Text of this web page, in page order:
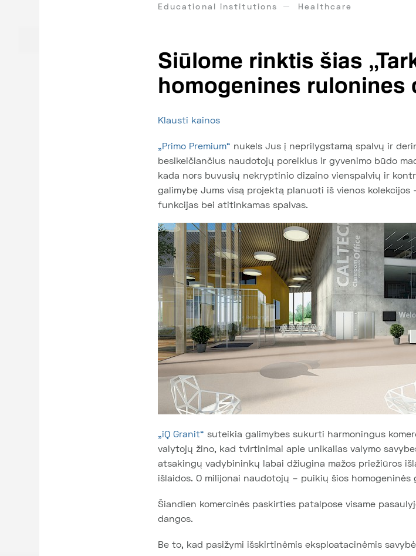
Educational institutions
Healthcare
Siūlome rinktis šias
homogenines rulonines
Klausti kainos
„Primo Premium“ nukels Jus į neprilygstamą spalvų ir
besikeičiančius naudotojų poreikius ir gyvenimo būdo
kada nors buvusių nekryptinio dizaino vienspalvių ir
galimybę Jums visą projektą planuoti iš vienos kolekcijos
funkcijas bei atitinkamas spalvas.
„iQ Granit“ suteikia galimybes sukurti harmoningus
valytojų žino, kad tvirtinimai apie unikalias valymo
atsakingų vadybininkų labai džiugina mažos priežiūros
išlaidos. O milijonai naudotojų – puikių šios
Šiandien komercinės paskirties patalpose visame
dangos.
Be to, kad pasižymi išskirtinėmis eksploatacinėmis